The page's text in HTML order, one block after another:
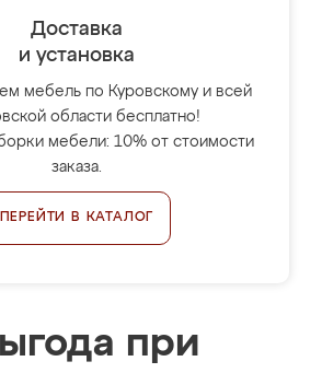
Доставка
и установка
мебель по Куровскому и всей
области бесплатно!
мебели: 10% от стоимости
заказа.
ПЕРЕЙТИ В КАТАЛОГ
при